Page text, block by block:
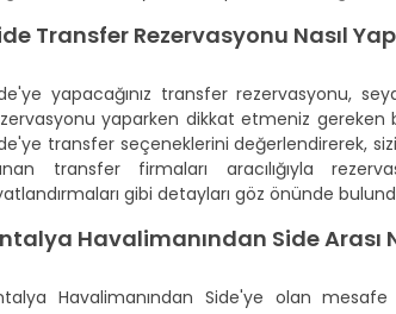
Transfer Rezervasyonu Nasıl
yapacağınız transfer rezervasyonu,
yaparken dikkat etmeniz gereken
transfer seçeneklerini değerlendirerek,
transfer firmaları aracılığıyla
gibi detayları göz önünde
Havalimanından Side Arası
Havalimanından Side'ye olan